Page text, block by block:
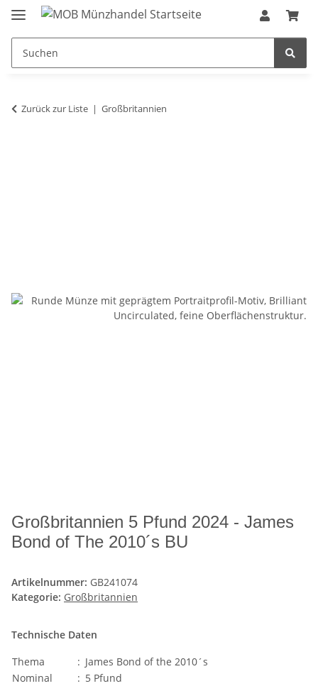
Zurück zur Liste Großbritannien
Großbritannien 5 Pfund 2024 - James
Bond of The 2010´s BU
Artikelnummer: GB241074
Kategorie: Großbritannien
Technische Daten
Thema
: James Bond of the 2010´s
Nominal
: 5 Pfund